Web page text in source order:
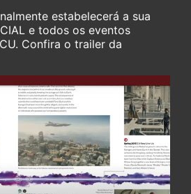
estabelecerá a sua
e todos os eventos
Confira o trailer da